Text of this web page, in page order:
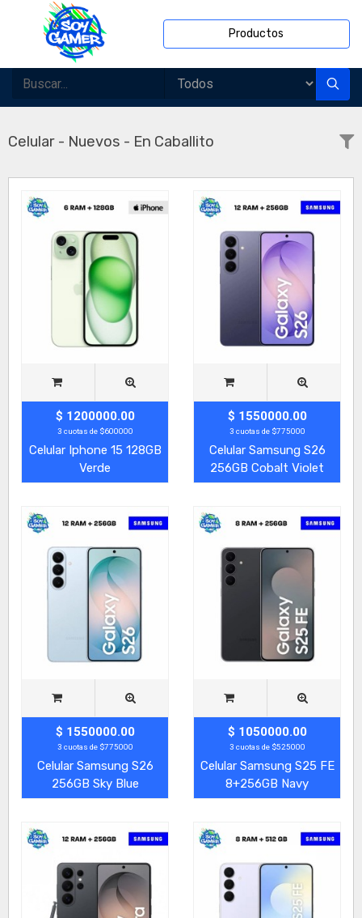
Productos
Celular - Nuevos - En Caballito
$ 1200000.00
3 cuotas de $600000
Celular Iphone 15 128GB
Verde
$ 1550000.00
3 cuotas de $775000
Celular Samsung S26
256GB Cobalt Violet
$ 1550000.00
3 cuotas de $775000
Celular Samsung S26
256GB Sky Blue
$ 1050000.00
3 cuotas de $525000
Celular Samsung S25 FE
8+256GB Navy